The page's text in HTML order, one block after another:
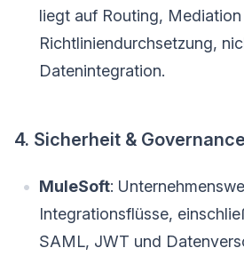
liegt auf Routing, Mediation
Richtliniendurchsetzung,
Datenintegration.
4. Sicherheit & Governance
MuleSoft:
Integrationsflüsse,
SAML, JWT und